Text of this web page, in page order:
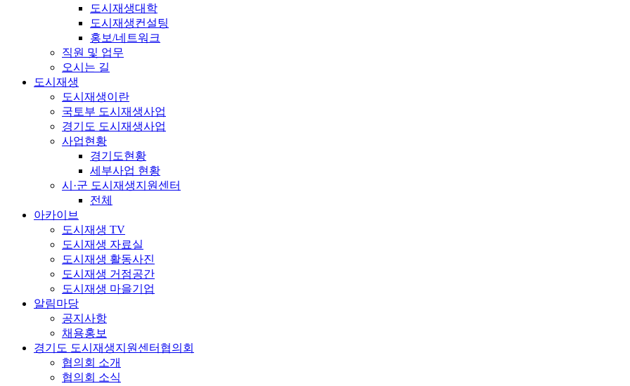
도시재생대학
도시재생컨설팅
홍보/네트워크
직원 및 업무
오시는 길
도시재생
도시재생이란
국토부 도시재생사업
경기도 도시재생사업
사업현황
경기도현황
세부사업 현황
시·군 도시재생지원센터
전체
아카이브
도시재생 TV
도시재생 자료실
도시재생 활동사진
도시재생 거점공간
도시재생 마을기업
알림마당
공지사항
채용홍보
경기도 도시재생지원센터협의회
협의회 소개
협의회 소식